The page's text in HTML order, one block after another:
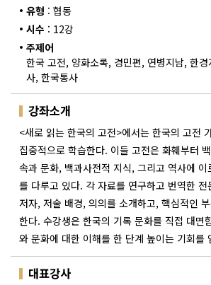
• 유형 : 협동
• 시수 : 12강
• 주제어
한국 고전, 양화소록, 경민편, 연병지남, 한
사, 한국통사
강좌소개
<새로 읽는 한국의 고전>에서는 한국의 고전
집중적으로 학습한다. 이들 고전은 화훼부터
속과 문화, 백과사전적 지식, 그리고 역사에 이
를 다루고 있다. 각 자료를 연구하고 번역한 전
저자, 저술 배경, 의의를 소개하고, 핵심적인
한다. 수강생은 한국의 기록 문화를 직접 대면
와 문화에 대한 이해를 한 단계 높이는 기회를
대표강사